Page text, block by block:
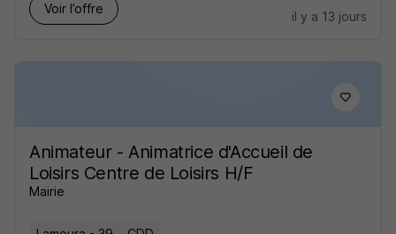
Voir l’offre
il y a 13 jours
Animateur - Animatrice d'Accueil de
Loisirs Centre de Loisirs H/F
Mairie